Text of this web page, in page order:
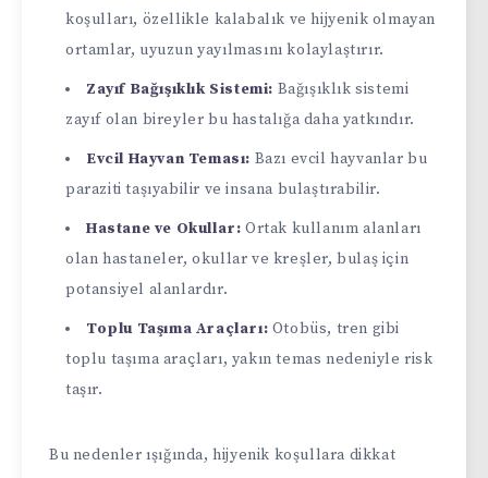
koşulları, özellikle kalabalık ve hijyenik olmayan
ortamlar, uyuzun yayılmasını kolaylaştırır.
Zayıf Bağışıklık Sistemi: Bağışıklık sistemi
zayıf olan bireyler bu hastalığa daha yatkındır.
Evcil Hayvan Teması: Bazı evcil hayvanlar bu
paraziti taşıyabilir ve insana bulaştırabilir.
Hastane ve Okullar: Ortak kullanım alanları
olan hastaneler, okullar ve kreşler, bulaş için
potansiyel alanlardır.
Toplu Taşıma Araçları: Otobüs, tren gibi
toplu taşıma araçları, yakın temas nedeniyle risk
taşır.
Bu nedenler ışığında, hijyenik koşullara dikkat